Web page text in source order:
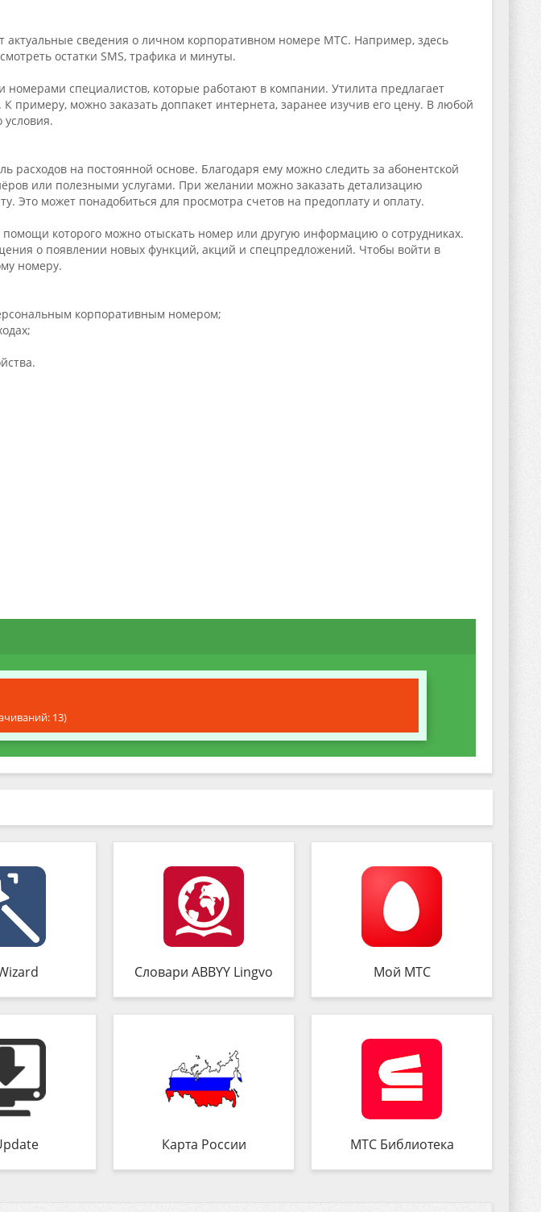
актуальные сведения о личном корпоративном номере МТС. Например, здесь
остатки SMS, трафика и минуты.
специалистов, которые работают в компании. Утилита предлагает
примеру, можно заказать доппакет интернета, заранее изучив его цену. В любой
расходов на постоянной основе. Благодаря ему можно следить за абонентской
или полезными услугами. При желании можно заказать детализацию
Это может понадобиться для просмотра счетов на предоплату и оплату.
которого можно отыскать номер или другую информацию о сотрудниках.
о появлении новых функций, акций и спецпредложений. Чтобы войти в
номеру.
корпоративным номером;
13)
Словари ABBYY Lingvo Мой МТС
Карта России МТС Библиотека